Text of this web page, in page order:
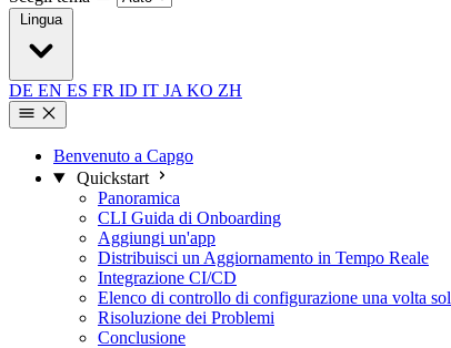
Lingua
DE EN ES FR ID IT JA KO ZH
Benvenuto a Capgo
Quickstart
Panoramica
CLI Guida di Onboarding
Aggiungi un'app
Distribuisci un Aggiornamento in Tempo Reale
Integrazione CI/CD
Elenco di controllo di configurazione una volta
Risoluzione dei Problemi
Conclusione